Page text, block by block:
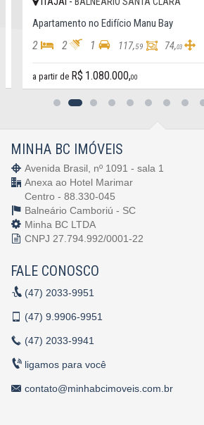
Apartamento no Edifício Manu Bay
2 1 117, 59 74,
a partir deR$ 1.080.000,00
MINHA BC IMÓVEIS
Avenida Brasil, nº 1091 - sala 1
Anexa ao Hotel Marimar
Centro - 88.330-045
Balneário Camboriú - SC
Minha BC LTDA
CNPJ 27.794.992/0001-22
FALE CONOSCO
(47) 2033-9951
(47) 9.9906-9951
(47) 2033-9941
ligamos para você
contato@minhabcimoveis.com.br